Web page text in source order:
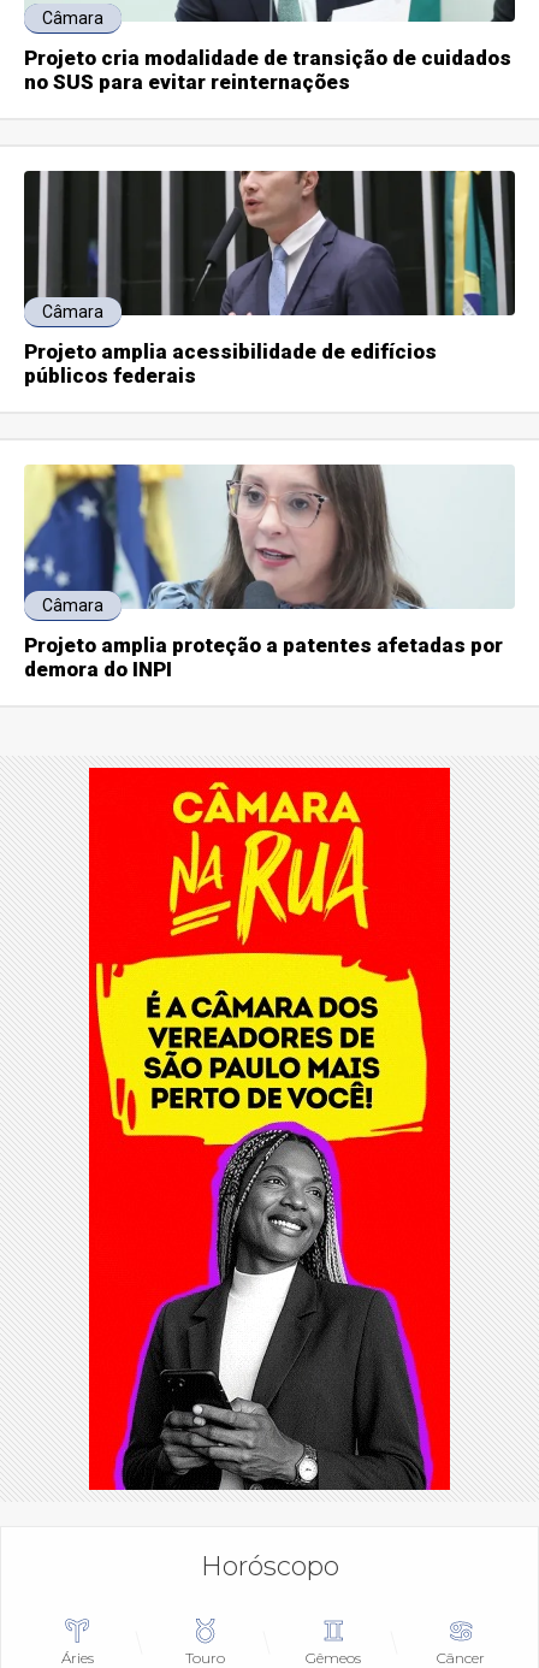
Câmara
Projeto cria modalidade de transição de cuidados
no SUS para evitar reinternações
Câmara
Projeto amplia acessibilidade de edifícios
públicos federais
Câmara
Projeto amplia proteção a patentes afetadas por
demora do INPI
Horóscopo
Áries Touro Gêmeos Câncer